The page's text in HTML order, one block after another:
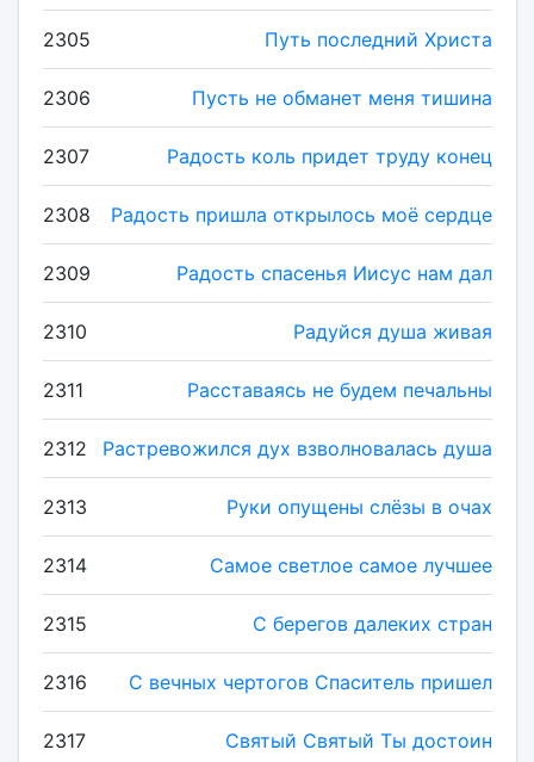
2305 Путь последний Христа
2306 Пусть не обманет меня тишина
2307 Радость коль придет труду конец
2308 Радость пришла открылось моё сердце
2309 Радость спасенья Иисус нам дал
2310 Радуйся душа живая
2311 Расставаясь не будем печальны
2312 Растревожился дух взволновалась душа
2313 Руки опущены слёзы в очах
2314 Самое светлое самое лучшее
2315 С берегов далеких стран
2316 С вечных чертогов Спаситель пришел
2317 Святый Святый Ты достоин